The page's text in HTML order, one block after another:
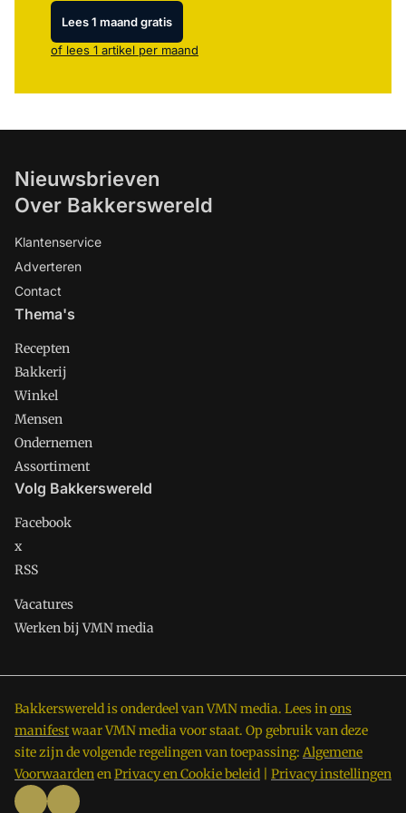
Lees 1 maand gratis
of lees 1 artikel per maand
Nieuwsbrieven
Over Bakkerswereld
Klantenservice
Adverteren
Contact
Thema's
Recepten
Bakkerij
Winkel
Mensen
Ondernemen
Assortiment
Volg Bakkerswereld
Facebook
x
RSS
Vacatures
Werken bij VMN media
Bakkerswereld is onderdeel van VMN media. Lees inons
manifestwaar VMN media voor staat. Op gebruik van deze
site zijn de volgende regelingen van toepassing: Algemene
VoorwaardenenPrivacy en Cookie beleid Privacy instellingen